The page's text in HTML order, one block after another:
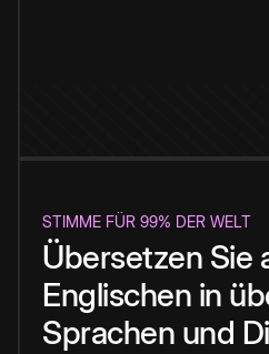
STIMME FÜR 99% DER WELT
Übersetzen Sie
Englischen in
Sprachen und